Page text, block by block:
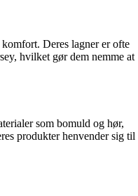
Deres lagner er ofte
hvilket gør dem nemme at
som bomuld og hør,
produkter henvender sig til